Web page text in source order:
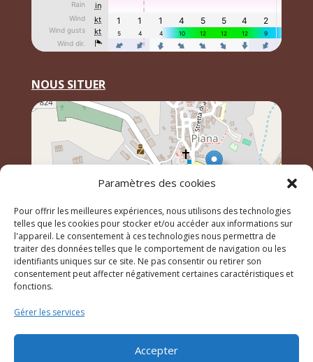
Paramètres des cookies
Pour offrir les meilleures expériences, nous utilisons des technologies
telles que les cookies pour stocker et/ou accéder aux informations sur
l'appareil. Le consentement à ces technologies nous permettra de
traiter des données telles que le comportement de navigation ou les
identifiants uniques sur ce site. Ne pas consentir ou retirer son
consentement peut affecter négativement certaines caractéristiques et
fonctions.
Gérer les services
Accepter
NOUS SITUER
Leaflet, \r\n©OpenStreetMapcontributeurs